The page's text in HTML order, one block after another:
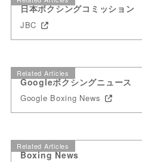
日本ボクシングコミッション
JBC
Related Articles
Googleボクシングニュース
Google Boxing News
Related Articles
Boxing News